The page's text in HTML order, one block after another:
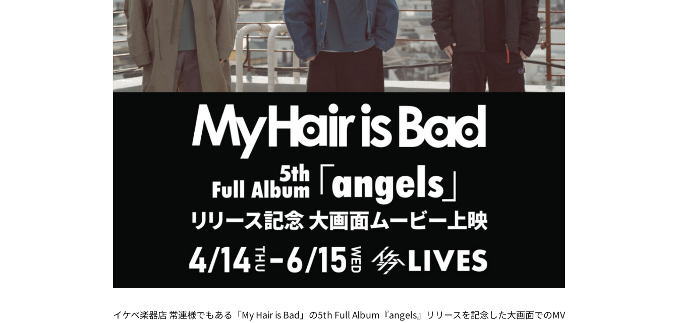
イケベ楽器店 常連様でもある「My Hair is Bad」の5th Full Album『angels』リリースを記念した大画面でのMV